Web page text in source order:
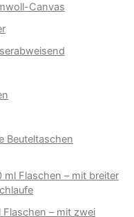
Canvas
Beuteltaschen
ml Flaschen – mit breiter
– mit zwei